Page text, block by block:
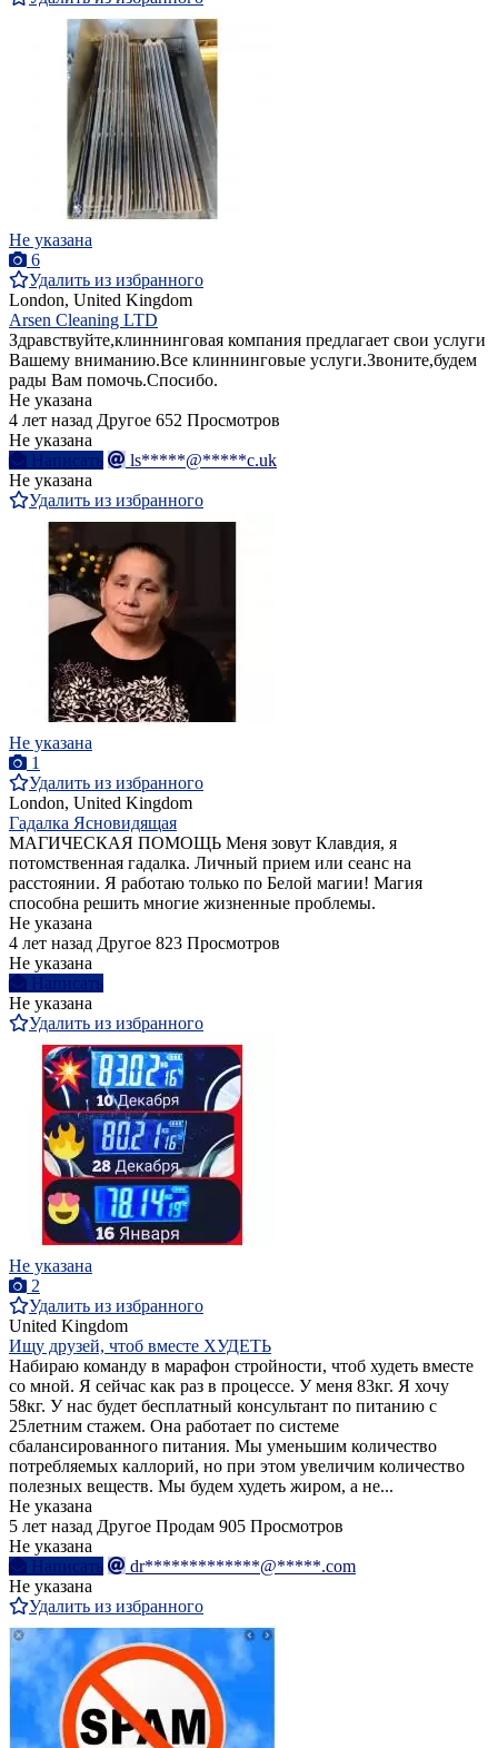
Не указана
6
Удалить из избранного
London, United Kingdom
Arsen Cleaning LTD
Здравствуйте,клиннинговая компания предлагает свои услуги
Вашему вниманию.Все клиннинговые услуги.Звоните,будем
рады Вам помочь.Спосибо.
Не указана
4 лет назад Другое 652 Просмотров
Не указана
Написать
ls*****@*****c.uk
Не указана
Удалить из избранного
Не указана
1
Удалить из избранного
London, United Kingdom
Гадалка Ясновидящая
МАГИЧЕСКАЯ ПОМОЩЬ Меня зовут Клавдия, я
потомственная гадалка. Личный прием или сеанс на
расстоянии. Я работаю только по Белой магии! Магия
способна решить многие жизненные проблемы.
Не указана
4 лет назад Другое 823 Просмотров
Не указана
Написать
Не указана
Удалить из избранного
Не указана
2
Удалить из избранного
United Kingdom
Ищу друзей, чтоб вместе ХУДЕТЬ
Набираю команду в марафон стройности, чтоб худеть вместе
со мной. Я сейчас как раз в процессе. У меня 83кг. Я хочу
58кг. У нас будет бесплатный консультант по питанию с
25летним стажем. Она работает по системе
сбалансированного питания. Мы уменьшим количество
потребляемых каллорий, но при этом увеличим количество
полезных веществ. Мы будем худеть жиром, а не...
Не указана
5 лет назад Другое Продам 905 Просмотров
Не указана
Написать
dr*************@*****.com
Не указана
Удалить из избранного